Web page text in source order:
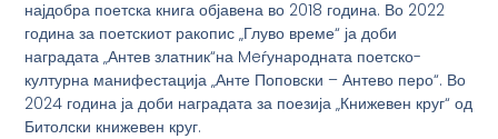
најдобра поетска книга објавена во 2018 година. Во 2022
година за поетскиот ракопис „Глуво време“ ја доби
наградата „Антев златник“на Meѓународната поетско-
културна манифестација „Анте Поповски – Антево перо“. Во
2024 година ја доби наградата за поезија „Книжевен круг“ од
Битолски книжевен круг.